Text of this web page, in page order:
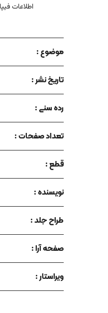
اطلاعات
موضوع :
تاریخ نشر :
رده سنی :
تعداد صفحات :
قطع :
نویسنده :
طراح جلد :
صفحه آرا :
ویراستار :